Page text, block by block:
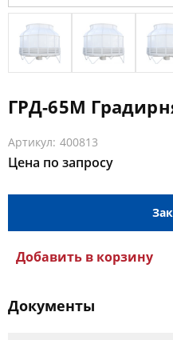
ГРД-65М
Артикул: 400813
Цена по запросу
Добавить в корзину
Документы